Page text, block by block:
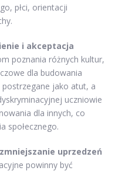
płci, orientacji
i akceptacja
poznania różnych kultur,
dla budowania
jako atut, a
uczniowie
dla innych, co
społecznego.
zmniejszanie uprzedzeń
powinny być